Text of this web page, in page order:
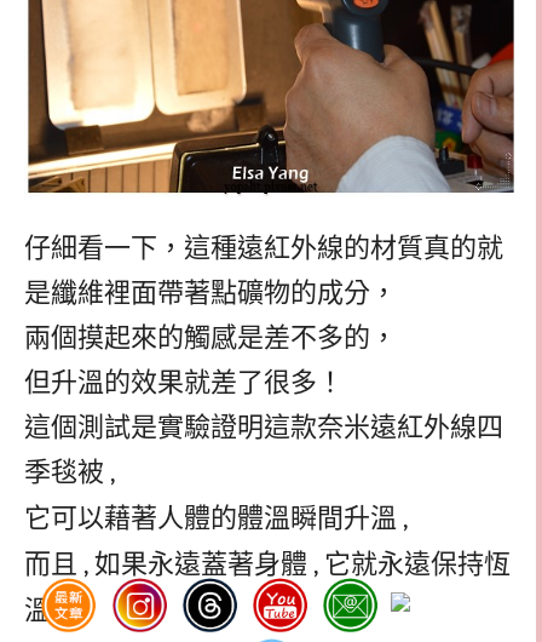
仔細看一下，這種遠紅外線的材質真的就
是纖維裡面帶著點礦物的成分，
兩個摸起來的觸感是差不多的，
但升溫的效果就差了很多！
這個測試是實驗證明這款奈米遠紅外線四
季毯被 ,
它可以藉著人體的體溫瞬間升溫 ,
而且 , 如果永遠蓋著身體 , 它就永遠保持恆
溫 ,